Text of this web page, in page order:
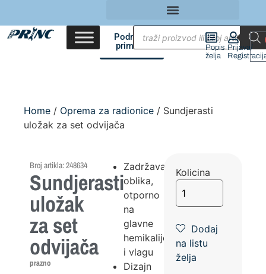
Područja
primene
Popis
želja
Prijava/
Home / Oprema za radionice / Sundjerasti
uložak za set odvijača
Broj artikla: 248634
Sundjerasti
uložak
za set
odvijača
prazno
Zadržavanje
oblika,
otporno
na
glavne
hemikalije
i vlagu
Dizajn
Kolicina
Dodaj
na listu
želja